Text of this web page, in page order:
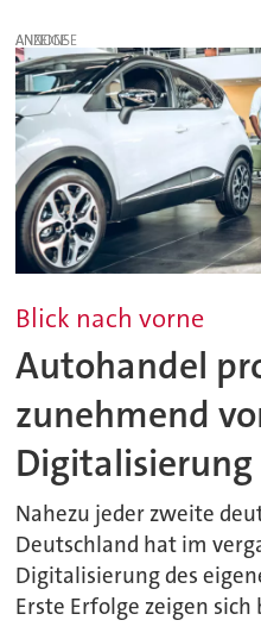
ANZEIGE
Blick nach vorne
Autohandel
zunehmend
Digitalisierung
Nahezu jeder zweite
Deutschland hat im
Digitalisierung des
Erste Erfolge zeigen sich